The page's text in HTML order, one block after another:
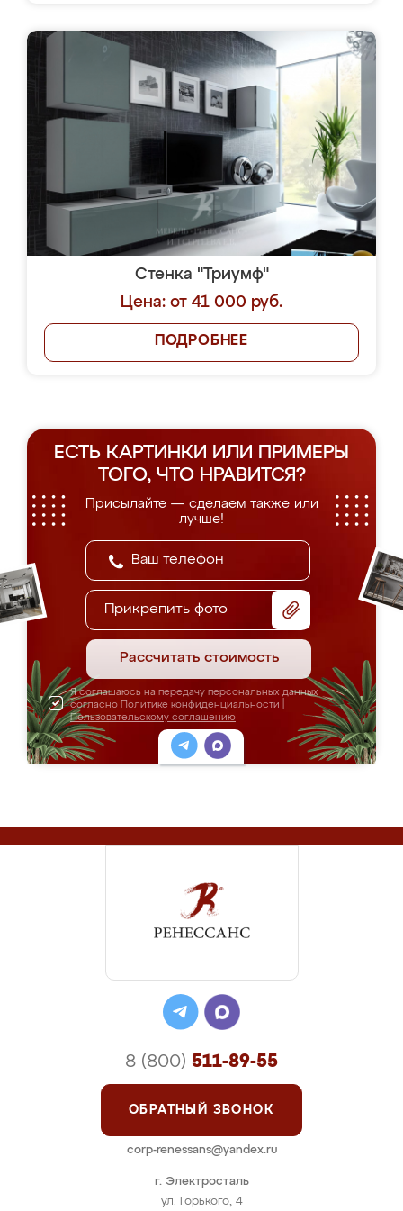
Стенка "Триумф"
Цена: от 41 000 руб.
ПОДРОБНЕЕ
ЕСТЬ КАРТИНКИ ИЛИ ПРИМЕРЫ
ТОГО, ЧТО НРАВИТСЯ?
Присылайте — сделаем также или
лучше!
Прикрепить фото
Рассчитать стоимость
Я соглашаюсь на передачу персональных данных
согласно Политике конфиденциальности
Пользовательскому соглашению
г. Электросталь
ул. Горького, 4
8 (800) 511-89-55
ОБРАТНЫЙ ЗВОНОК
corp-renessans@yandex.ru